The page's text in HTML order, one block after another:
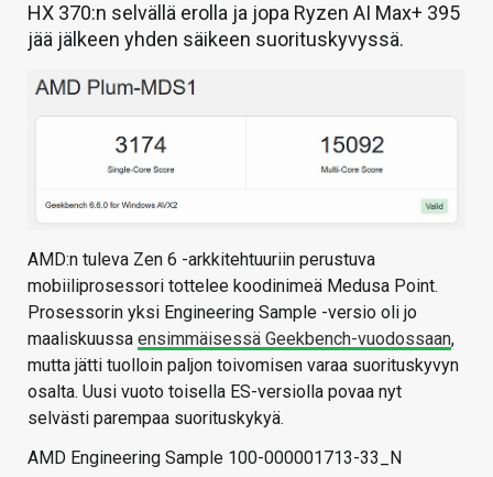
HX 370:n selvällä erolla ja jopa Ryzen AI Max+ 395
jää jälkeen yhden säikeen suorituskyvyssä.
AMD:n tuleva Zen 6 -arkkitehtuuriin perustuva
mobiiliprosessori tottelee koodinimeä Medusa Point.
Prosessorin yksi Engineering Sample -versio oli jo
maaliskuussa ensimmäisessä Geekbench-vuodossaan,
mutta jätti tuolloin paljon toivomisen varaa suorituskyvyn
osalta. Uusi vuoto toisella ES-versiolla povaa nyt
selvästi parempaa suorituskykyä.
AMD Engineering Sample 100-000001713-33_N